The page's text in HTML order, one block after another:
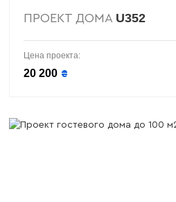
ПРОЕКТ ДОМА U352
Цена проекта:
20 200 ₴